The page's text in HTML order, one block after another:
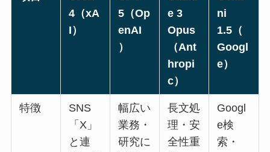
4（xA
I）
5（Op
enAI
）
e 3
Opus
（Ant
hropi
c）
ni
1.5（
Googl
e）
特徴
SNS
「X」
と連
幅広い
業務・
研究に
長文処
理・安
全性重
Googl
e検
索・